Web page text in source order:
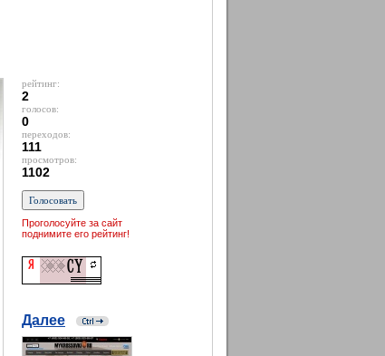
рейтинг:
2
голосов:
0
переходов:
111
просмотров:
1102
Проголосуйте за сайт
поднимите его рейтинг!
Далее